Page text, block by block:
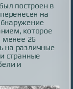
построен в
на
которое
менее 26
на различные
странные
и